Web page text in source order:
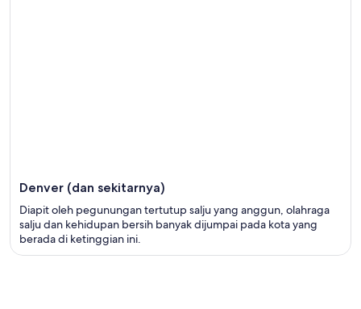
Denver (dan sekitarnya)
Diapit oleh pegunungan tertutup salju yang anggun, olahraga
salju dan kehidupan bersih banyak dijumpai pada kota yang
berada di ketinggian ini.